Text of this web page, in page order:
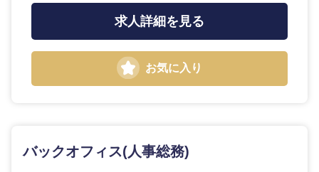
選択する
求人詳細を見る
お気に入り
バックオフィス(人事総務)